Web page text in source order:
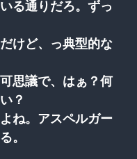
る通りだろ。ずっ
けど、っ典型的な
思議で、はぁ？何
？
ね。アスペルガー
。